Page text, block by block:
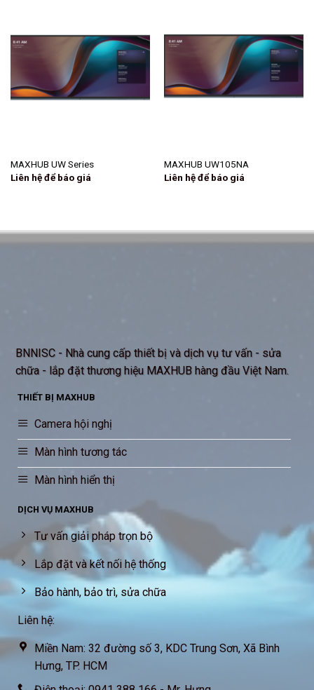
MAXHUB UW Series
Liên hệ để báo giá
MAXHUB UW105NA
Liên hệ để báo giá
BNNISC - Nhà cung cấp thiết bị và dịch vụ tư vấn - sửa
chữa - lắp đặt thương hiệu MAXHUB hàng đầu Việt Nam.
THIẾT BỊ MAXHUB
Camera hội nghị
Màn hình tương tác
Màn hình hiển thị
DỊCH VỤ MAXHUB
Tư vấn giải pháp trọn bộ
Lắp đặt và kết nối hệ thống
Bảo hành, bảo trì, sửa chữa
Liên hệ:
Miền Nam: 32 đường số 3, KDC Trung Sơn, Xã Bình
Hưng, TP. HCM